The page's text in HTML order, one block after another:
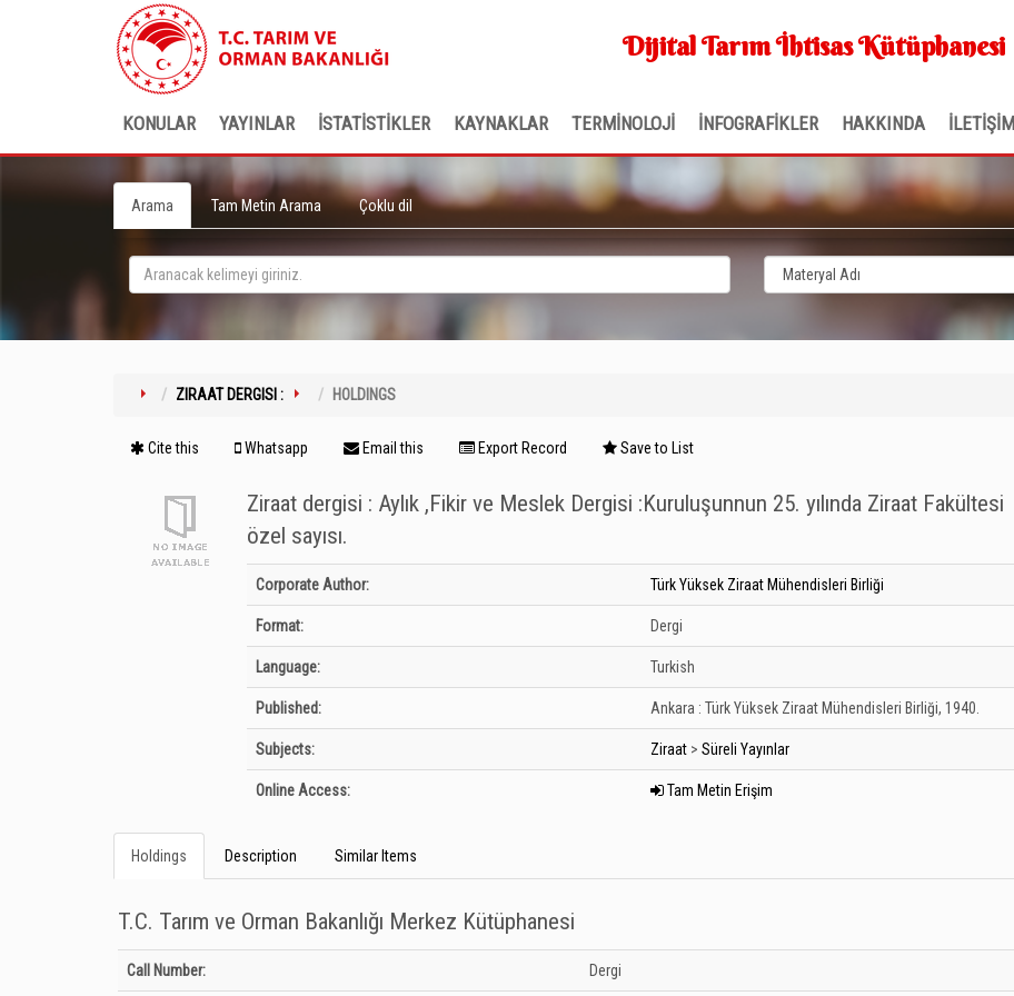
Dijital Tarım İhtisas Kütüphanesi
KONULAR YAYINLAR İSTATİSTİKLER KAYNAKLAR TERMİNOLOJİ İNFOGRAFİKLER HAKKINDA İLETİŞİM
Arama Tam Metin Arama Çoklu dil
ZIRAAT DERGISI : HOLDINGS
Cite this Whatsapp Email this Export Record Save to List
Ziraat dergisi : Aylık ,Fikir ve Meslek Dergisi :Kuruluşunnun 25. yılında Ziraat Fakültesi
özel sayısı.
Bibliographic Details
Corporate Author: Türk Yüksek Ziraat Mühendisleri Birliği
Format: Dergi
Language: Turkish
Published: Ankara : Türk Yüksek Ziraat Mühendisleri Birliği, 1940.
Subjects: Ziraat > Süreli Yayınlar
Online Access: Tam Metin Erişim
Holdings Description Similar Items
T.C. Tarım ve Orman Bakanlığı Merkez Kütüphanesi
Holdings details from T.C. Tarım ve Orman Bakanlığı Merkez Kütüphanesi: Unknown
Call Number: Dergi